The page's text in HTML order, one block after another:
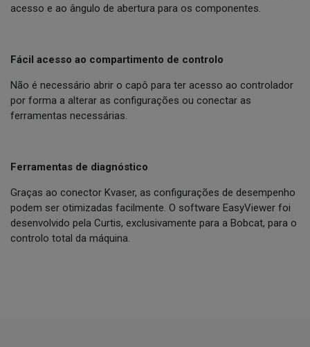
acesso e ao ângulo de abertura para os componentes.
Fácil acesso ao compartimento de controlo
Não é necessário abrir o capô para ter acesso ao controlador
por forma a alterar as configurações ou conectar as
ferramentas necessárias.
Ferramentas de diagnóstico
Graças ao conector Kvaser, as configurações de desempenho
podem ser otimizadas facilmente. O software EasyViewer foi
desenvolvido pela Curtis, exclusivamente para a Bobcat, para o
controlo total da máquina.